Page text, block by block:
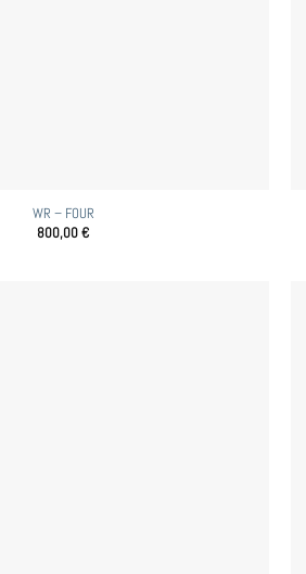
WR – FOUR
800,00€